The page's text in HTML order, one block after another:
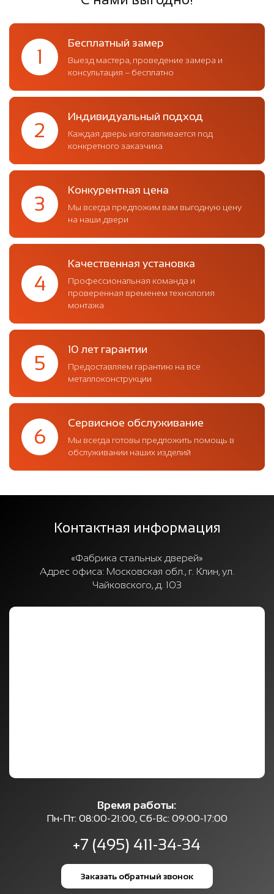
1
Бесплатный замер
Выезд мастера, проведение замера и
консультация – бесплатно
2
Индивидуальный подход
Каждая дверь изготавливается под
конкретного заказчика
3
Конкурентная цена
Мы всегда предложим вам выгодную цену
на наши двери
4
Качественная установка
Профессиональная команда и
проверенная временем технология
монтажа
5
10 лет гарантии
Предоставляем гарантию на все
металлоконструкции
6
Сервисное обслуживание
Мы всегда готовы предложить помощь в
обслуживании наших изделий
Контактная информация
«Фабрика стальных дверей»
Адрес офиса: Московская обл., г. Клин, ул.
Чайковского, д. 103
Время работы:
Пн-Пт: 08:00-21:00, Сб-Вс: 09:00-17:00
+7 (495) 411-34-34
Заказать обратный звонок